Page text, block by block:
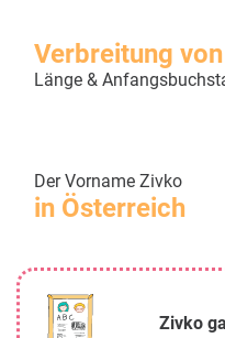
Verbreitung von
Länge &
Der Vorname Zivko
in Österreich
Zivko